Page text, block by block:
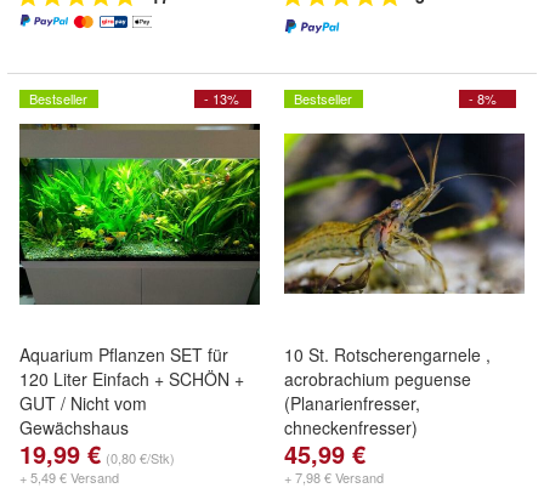
- 13%
Bestseller
Aquarium Pflanzen SET für
120 Liter Einfach + SCHÖN +
GUT / Nicht vom
Gewächshaus
19,99 € (0,80 €/Stk)
+ 5,49 € Versand
- 8%
Bestseller
10 St. Rotscherengarnele ,
acrobrachium peguense
(Planarienfresser,
chneckenfresser)
45,99 €
+ 7,98 € Versand